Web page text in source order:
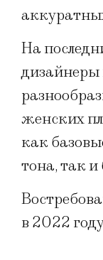
На
дизайнеры
женских
как
тона, так и
в 2022